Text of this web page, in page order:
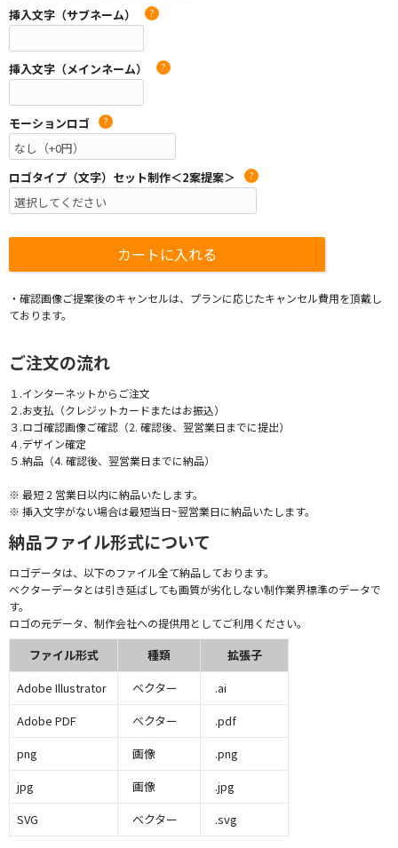
挿入文字（サブネーム） ?
挿入文字（メインネーム） ?
モーションロゴ ?
ロゴタイプ（文字）セット制作＜2案提案＞ ?
・確認画像ご提案後のキャンセルは、プランに応じたキャンセル費用を頂戴し
ております。
ご注文の流れ
１.インターネットからご注文
２.お支払（クレジットカードまたはお振込）
３.ロゴ確認画像ご確認（2. 確認後、翌営業日までに提出）
４.デザイン確定
５.納品（4. 確認後、翌営業日までに納品）
※ 最短 2 営業日以内に納品いたします。
※ 挿入文字がない場合は最短当日~翌営業日に納品いたします。
納品ファイル形式について
ロゴデータは、以下のファイル全て納品しております。
ベクターデータとは引き延ばしても画質が劣化しない制作業界標準のデータで
す。
ロゴの元データ、制作会社への提供用としてご利用ください。
ファイル形式 種類
拡張子
Adobe Illustrator
ベクター
.ai
Adobe PDF
ベクター
.pdf
png
画像
.png
jpg
画像
.jpg
SVG
ベクター .svg